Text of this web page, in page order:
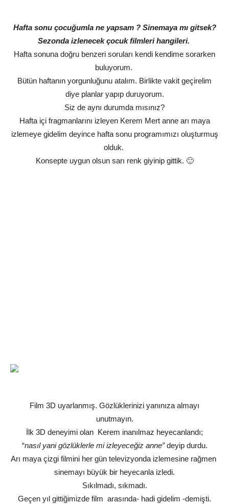
Hafta sonu çocuğumla ne yapsam ? Sinemaya mı gitsek?
Sezonda izlenecek çocuk filmleri hangileri.
Hafta sonuna doğru benzeri soruları kendi kendime sorarken
buluyorum.
Bütün haftanın yorgunluğunu atalım. Birlikte vakit geçirelim
diye planlar yapıp duruyorum.
Siz de aynı durumda mısınız?
Hafta içi fragmanlarını izleyen Kerem Mert anne arı maya
izlemeye gidelim deyince hafta sonu programımızı oluşturmuş
olduk.
Konsepte uygun olsun sarı renk giyinip gittik. 🙂
Film 3D uyarlanmış. Gözlüklerinizi yanınıza almayı
unutmayın.
İlk 3D deneyimi olan Kerem inanılmaz heyecanlandı;
“nasıl yani gözlüklerle mi izleyeceğiz anne”deyip durdu.
Arı maya çizgi filmini her gün televizyonda izlemesine rağmen
sinemayı büyük bir heyecanla izledi.
Sıkılmadı, sıkmadı.
Geçen yıl gittiğimizde film arasında- hadi gidelim -demişti.